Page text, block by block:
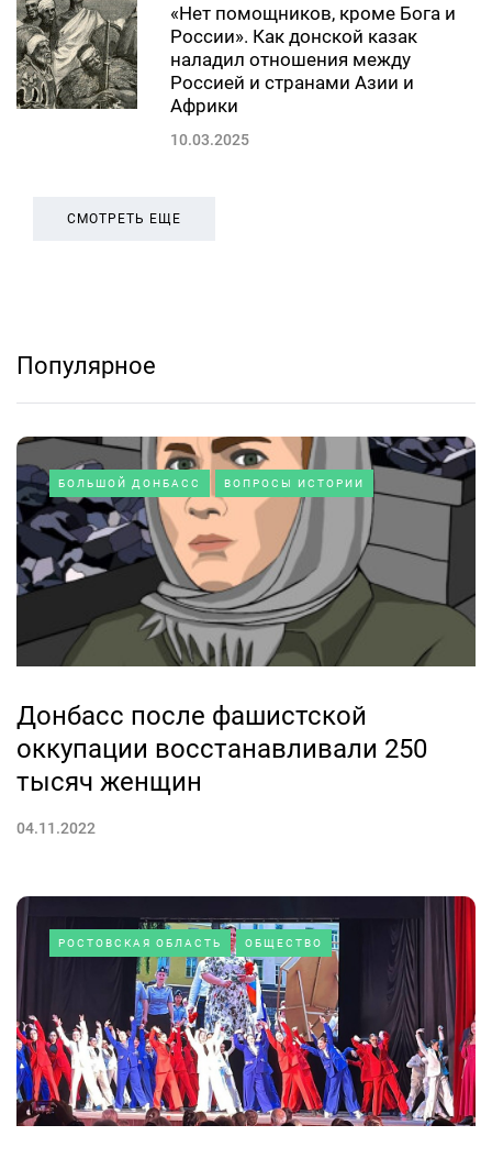
«Нет помощников, кроме Бога и
России». Как донской казак
наладил отношения между
Россией и странами Азии и
Африки
10.03.2025
СМОТРЕТЬ ЕЩЕ
Популярное
БОЛЬШОЙ ДОНБАСС ВОПРОСЫ ИСТОРИИ
Донбасс после фашистской
оккупации восстанавливали 250
тысяч женщин
04.11.2022
РОСТОВСКАЯ ОБЛАСТЬ ОБЩЕСТВО